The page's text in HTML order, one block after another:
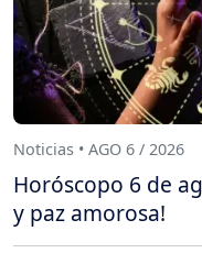
Noticias • AGO 6 / 2026
Horóscopo 6 de
y paz amorosa!